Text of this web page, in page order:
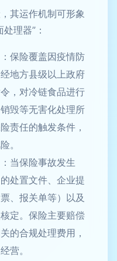
其运作机制可形象
理器”：
：保险覆盖因疫情防
地方县级以上政府
，对冷链食品进行
毁等无害化处理所
责任的触发条件，
。
：当保险事故发生
处置文件、企业提
、报关单等）以及
定。保险主要赔偿
的合规处理费用，
营。